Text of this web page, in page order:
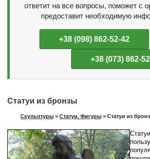
ответит на все вопросы, поможет с
предоставит необходимую
+38 (098) 862-52-42
+38 (073) 862-
Статуи из бронзы
Скульптуры > Статуи. Фигуры > Статуи из